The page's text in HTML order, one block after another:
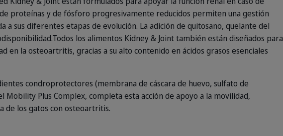
proteínas y de fósforo progresivamente reducidos permiten una gestión
a sus diferentes etapas de evolución. La adición de quitosano, quelante del
Todos los alimentos Kidney & Joint también están diseñados para
en la osteoartritis, gracias a su alto contenido en ácidos grasos esenciales
condroprotectores (membrana de cáscara de huevo, sulfato de
Mobility Plus Complex, completa esta acción de apoyo a la movilidad,
de los gatos con osteoartritis.